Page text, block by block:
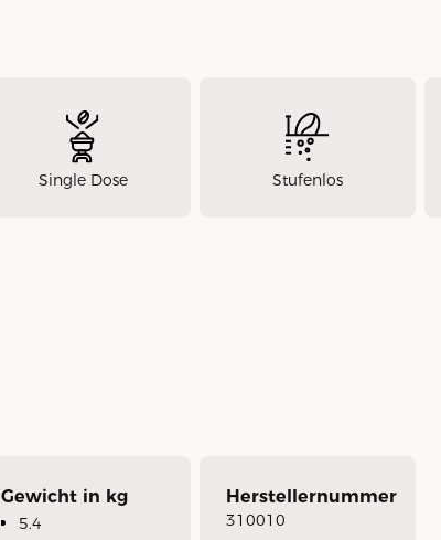
Single Dose Stufenlos
Gewicht in kg
5.4
Herstellernummer
310010